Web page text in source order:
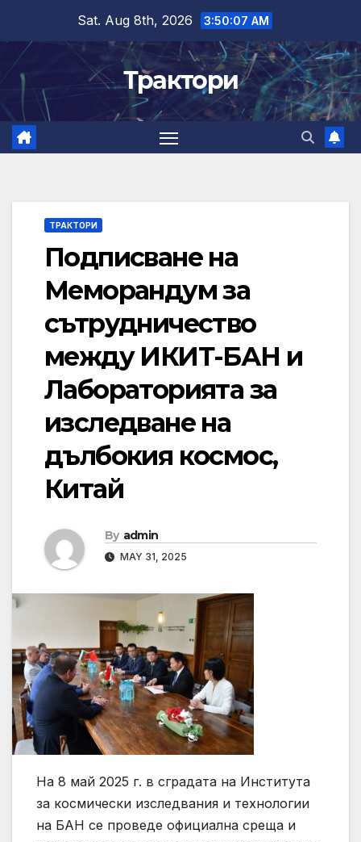
content
Sat. Aug 8th, 2026 3:50:07 AM
Трактори
ТРАКТОРИ
Подписване на
Меморандум за
сътрудничество
между ИКИТ-БАН и
Лабораторията за
изследване на
дълбокия космос,
Китай
By admin
MAY 31, 2025
На 8 май 2025 г. в сградата на Института
за космически изследвания и технологии
на БАН се проведе официална среща и